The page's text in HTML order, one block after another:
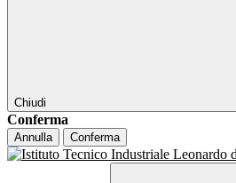
Chiudi
Conferma
Annulla Conferma